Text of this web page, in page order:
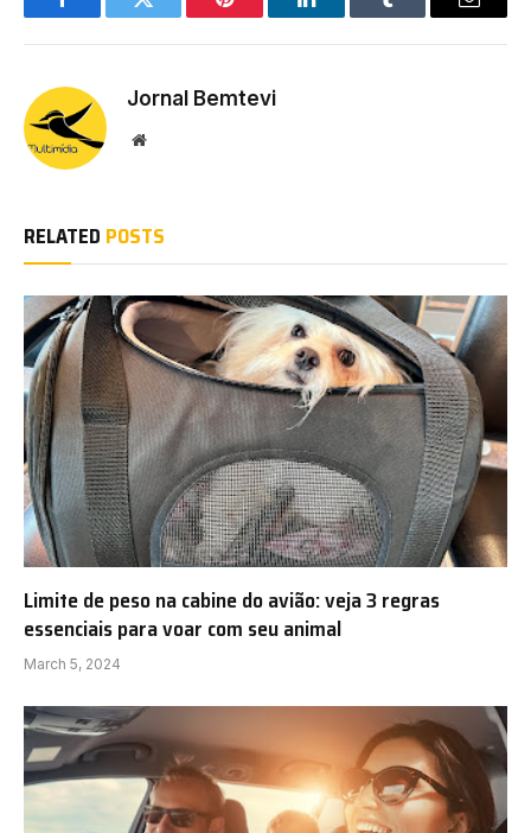
FacebookTwitter Pinterest LinkedInTumblr Email
Jornal Bemtevi
Website
RELATED POSTS
Limite de peso na cabine do avião: veja 3 regras
essenciais para voar com seu animal
March 5, 2024